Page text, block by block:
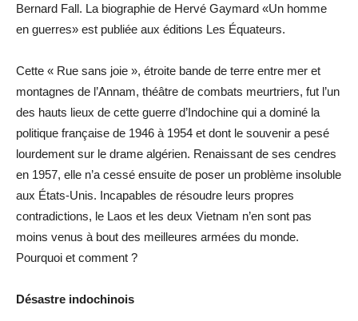
Bernard Fall. La biographie de Hervé Gaymard «Un homme
en guerres» est publiée aux éditions Les Équateurs.
Cette « Rue sans joie », étroite bande de terre entre mer et
montagnes de l’Annam, théâtre de combats meurtriers, fut l’un
des hauts lieux de cette guerre d’Indochine qui a dominé la
politique française de 1946 à 1954 et dont le souvenir a pesé
lourdement sur le drame algérien. Renaissant de ses cendres
en 1957, elle n’a cessé ensuite de poser un problème insoluble
aux États-Unis. Incapables de résoudre leurs propres
contradictions, le Laos et les deux Vietnam n’en sont pas
moins venus à bout des meilleures armées du monde.
Pourquoi et comment ?
Désastre indochinois